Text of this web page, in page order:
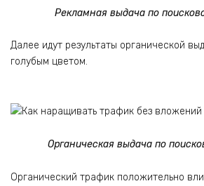
Рекламная выдача по
Далее идут результаты органической
голубым цветом.
Органическая выдача по
Органический трафик положительно